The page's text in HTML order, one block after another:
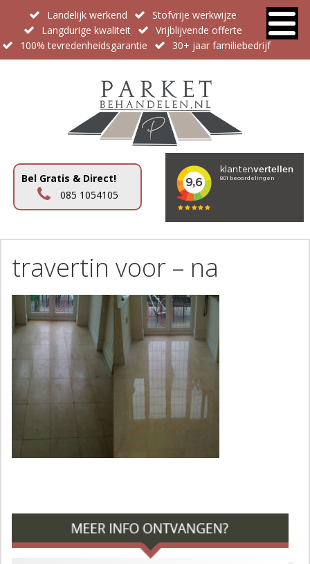
Landelijk werkend
Stofvrije werkwijze
Langdurige kwaliteit
Vrijblijvende offerte
100% tevredenheidsgarantie
30+ jaar familiebedrijf
Bel Gratis & Direct!
085 1054105
travertin voor – na